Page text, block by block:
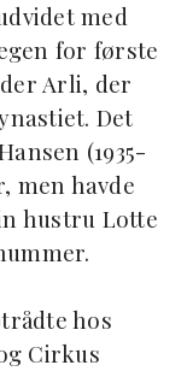
med
for første
Arli, der
Det
(1935-
men havde
hustru Lotte
hos
Cirkus